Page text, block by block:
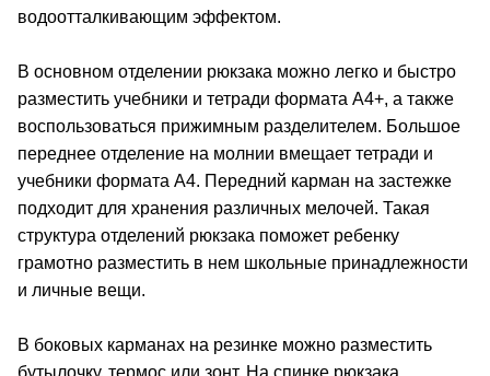
водоотталкивающим эффектом.
В основном отделении рюкзака можно легко и быстро
разместить учебники и тетради формата А4+, а также
воспользоваться прижимным разделителем. Большое
переднее отделение на молнии вмещает тетради и
учебники формата А4. Передний карман на застежке
подходит для хранения различных мелочей. Такая
структура отделений рюкзака поможет ребенку
грамотно разместить в нем школьные принадлежности
и личные вещи.
В боковых карманах на резинке можно разместить
бутылочку, термос или зонт. На спинке рюкзака